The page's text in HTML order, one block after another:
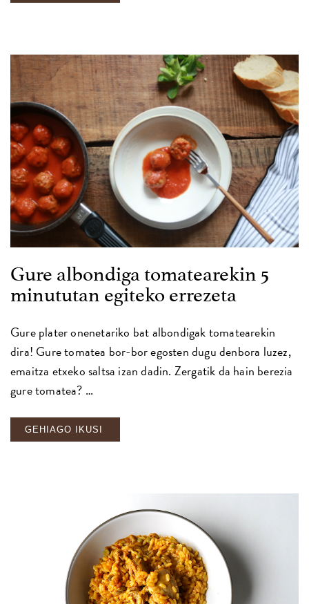
Gure albondiga tomatearekin 5
minututan egiteko errezeta
Gure plater onenetariko bat albondigak tomatearekin
dira! Gure tomatea bor-bor egosten dugu denbora luzez,
emaitza etxeko saltsa izan dadin. Zergatik da hain berezia
gure tomatea? …
GEHIAGO IKUSI